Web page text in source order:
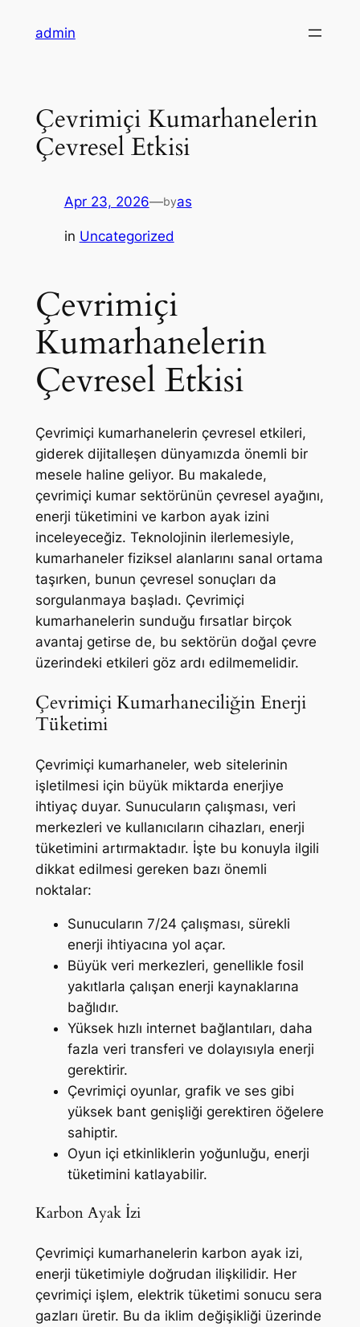
admin
Çevrimiçi Kumarhanelerin
Çevresel Etkisi
Apr 23, 2026—byas
in Uncategorized
Çevrimiçi
Kumarhanelerin
Çevresel Etkisi
Çevrimiçi kumarhanelerin çevresel etkileri,
giderek dijitalleşen dünyamızda önemli bir
mesele haline geliyor. Bu makalede,
çevrimiçi kumar sektörünün çevresel ayağını,
enerji tüketimini ve karbon ayak izini
inceleyeceğiz. Teknolojinin ilerlemesiyle,
kumarhaneler fiziksel alanlarını sanal ortama
taşırken, bunun çevresel sonuçları da
sorgulanmaya başladı. Çevrimiçi
kumarhanelerin sunduğu fırsatlar birçok
avantaj getirse de, bu sektörün doğal çevre
üzerindeki etkileri göz ardı edilmemelidir.
Çevrimiçi Kumarhaneciliğin Enerji
Tüketimi
Çevrimiçi kumarhaneler, web sitelerinin
işletilmesi için büyük miktarda enerjiye
ihtiyaç duyar. Sunucuların çalışması, veri
merkezleri ve kullanıcıların cihazları, enerji
tüketimini artırmaktadır. İşte bu konuyla ilgili
dikkat edilmesi gereken bazı önemli
noktalar:
Sunucuların 7/24 çalışması, sürekli
enerji ihtiyacına yol açar.
Büyük veri merkezleri, genellikle fosil
yakıtlarla çalışan enerji kaynaklarına
bağlıdır.
Yüksek hızlı internet bağlantıları, daha
fazla veri transferi ve dolayısıyla enerji
gerektirir.
Çevrimiçi oyunlar, grafik ve ses gibi
yüksek bant genişliği gerektiren öğelere
sahiptir.
Oyun içi etkinliklerin yoğunluğu, enerji
tüketimini katlayabilir.
Karbon Ayak İzi
Çevrimiçi kumarhanelerin karbon ayak izi,
enerji tüketimiyle doğrudan ilişkilidir. Her
çevrimiçi işlem, elektrik tüketimi sonucu sera
gazları üretir. Bu da iklim değişikliği üzerinde